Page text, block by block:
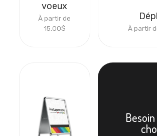
voeux
À partir de
15.00$ À partir